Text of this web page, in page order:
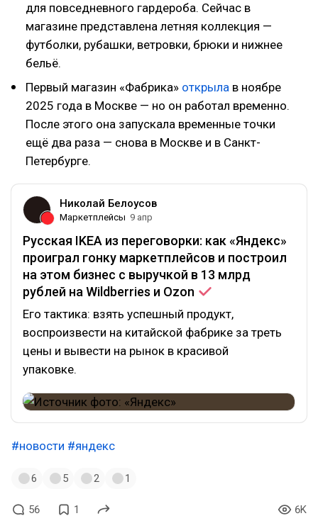
для повседневного гардероба. Сейчас в
магазине представлена летняя коллекция —
футболки, рубашки, ветровки, брюки и нижнее
бельё.
Первый магазин «Фабрика» открыла в ноябре
2025 года в Москве — но он работал временно.
После этого она запускала временные точки
ещё два раза — снова в Москве и в Санкт-
Петербурге.
Николай Белоусов
Маркетплейсы 9 апр
Русская IKEA из переговорки: как «Яндекс»
проиграл гонку маркетплейсов и построил
на этом бизнес с выручкой в 13 млрд
рублей на Wildberries и Ozon
Его тактика: взять успешный продукт,
воспроизвести на китайской фабрике за треть
цены и вывести на рынок в красивой
упаковке.
#новости #яндекс
6 5 2 1
56 1 6K